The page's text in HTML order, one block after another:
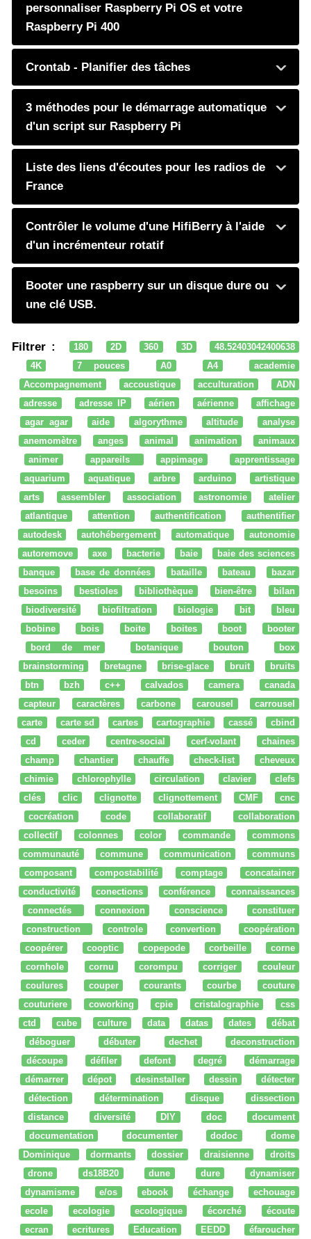
personnaliser Raspberry Pi OS et votre
Raspberry Pi 400
Crontab - Planifier des tâches
3 méthodes pour le démarrage automatique
d'un script sur Raspberry Pi
Liste des liens d'écoutes pour les radios de
France
Contrôler le volume d'une HifiBerry à l'aide
d'un incrémenteur rotatif
Booter une raspberry sur un disque dure ou
une clé USB.
Filtrer : 180 2D 360 3D
48.52403042400638
4K
7 pouces A0 A4
academie
Accompagnement
accoustique acculturation
ADN
adresse
adresse IP aérien aérienne
affichage
agar agar
aide algorythme altitude
analyse
anemomètre
anges animal animation
animaux
animer
appareils appimage
apprentissage
aquarium
aquatique arbre arduino
artistique
arts
assembler association astronomie
atelier
atlantique
attention authentification
authentifier
autodesk
autohébergement automatique
autonomie
autoremove
axe bacterie baie
baie des sciences
banque
base de données bataille bateau
bazar
besoins
bestioles bibliothèque bien-être
bilan
biodiversité
biofiltration biologie bit
bleu
bobine
bois boite boites boot
booter
bord de mer
botanique bouton
box
brainstorming
bretagne brise-glace bruit
bruits
btn
bzh c++ calvados camera
canada
capteur
caractères carbone carousel
carrousel
carte
carte sd cartes cartographie cassé
cbind
cd
ceder centre-social cerf-volant
chaines
champ
chantier chauffe check-list
cheveux
chimie
chlorophylle circulation clavier
clefs
clés
clic clignotte clignottement CMF
cnc
cocréation
code collaboratif
collaboration
collectif
colonnes color commande
commons
communauté
commune communication
communs
composant
compostabilité comptage
concatainer
conductivité
conections conférence
connaissances
connectés
connexion conscience
constituer
construction
controle convertion
coopération
coopérer
cooptic copepode corbeille
corne
cornhole
cornu corompu corriger
couleur
coulures
couper courants courbe
couture
couturiere
coworking cpie cristalographie
css
ctd
cube culture data datas dates
débat
déboguer
débuter dechet
deconstruction
découpe
défiler defont degré
démarrage
démarrer
dépot desinstaller dessin
détecter
détection
détermination disque
dissection
distance
diversité DIY doc
document
documentation
documenter dodoc
dome
Dominique
dormants dossier draisienne
droits
drone
ds18B20 dune dure
dynamiser
dynamisme
e/os ebook échange
echouage
ecole
ecologie ecologique écorché
écoute
ecran
ecritures Education EEDD éfaroucher